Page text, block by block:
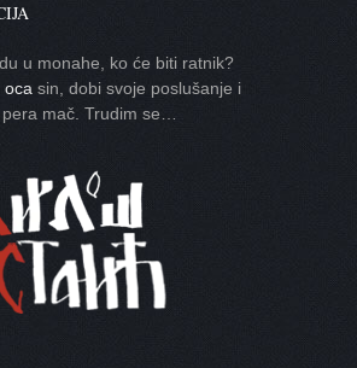
u monahe, ko će biti ratnik?
oca sin, dobi svoje poslušanje i
mač. Trudim se…